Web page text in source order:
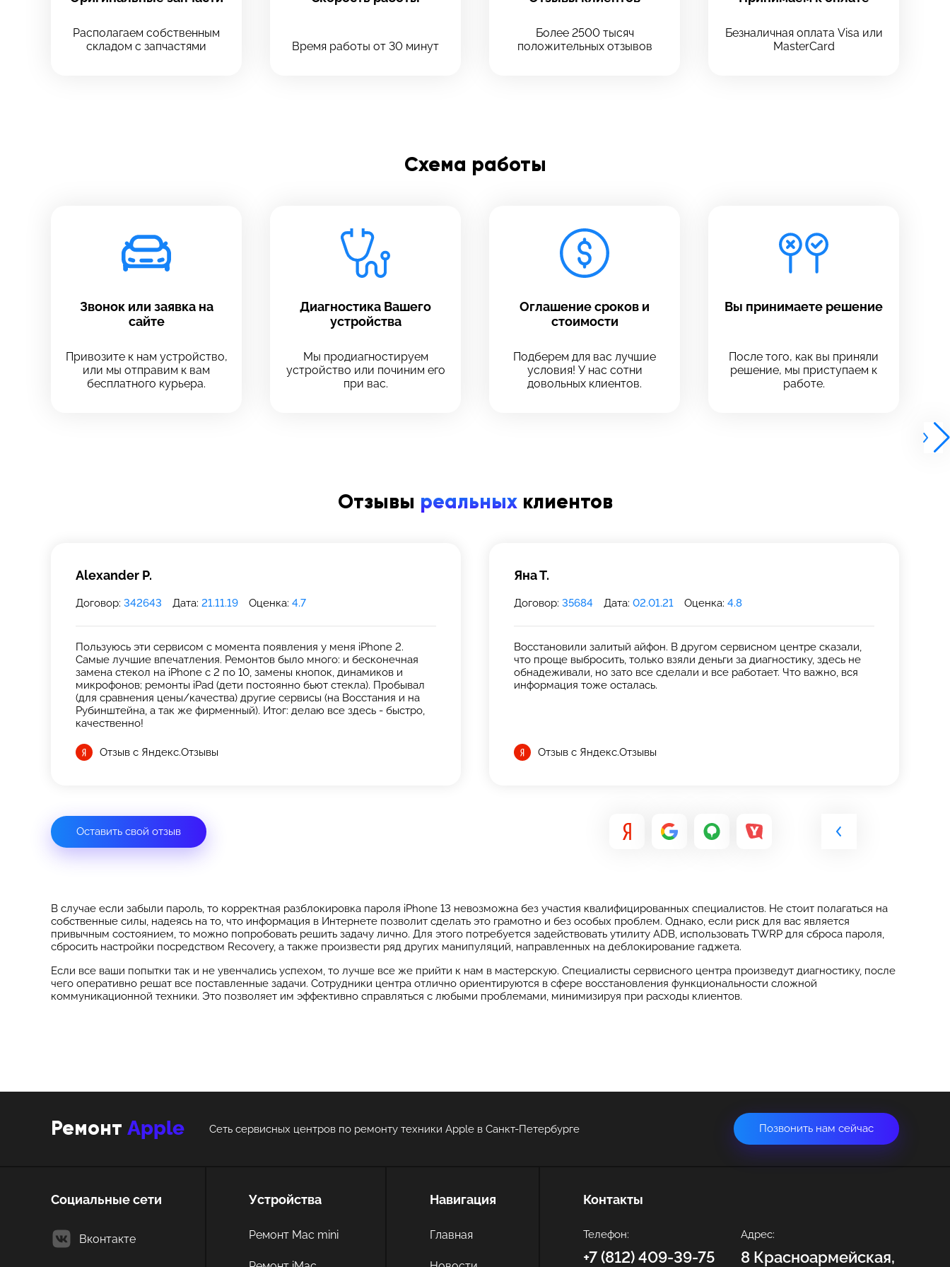
Располагаем собственным
складом с запчастями
Время работы от 30 минут
Более 2500 тысяч
положительных отзывов
Безналичная оплата Visa или
MasterCard
Схема работы
Звонок или заявка на
сайте
Привозите к нам устройство,
или мы отправим к вам
бесплатного курьера.
Диагностика Вашего
устройства
Мы продиагностируем
устройство или починим его
при вас.
Оглашение сроков и
стоимости
Подберем для вас лучшие
условия! У нас сотни
довольных клиентов.
Вы принимаете решение
После того, как вы приняли
решение, мы приступаем к
работе.
Отзывы реальныхклиентов
Alexander P.
Договор: 342643 Дата: 21.11.19 Оценка: 4.7
Пользуюсь эти сервисом с момента появления у меня iPhone 2.
Самые лучшие впечатления. Ремонтов было много: и бесконечная
замена стекол на iPhone с 2 по 10, замены кнопок, динамиков и
микрофонов; ремонты iPad (дети постоянно бьют стекла). Пробывал
(для сравнения цены/качества) другие сервисы (на Восстания и на
Рубинштейна, а так же фирменный). Итог: делаю все здесь - быстро,
качественно!
Отзыв с Яндекс.Отзывы
Яна Т.
Договор: 35684 Дата: 02.01.21 Оценка: 4.8
Восстановили залитый айфон. В другом сервисном центре сказали,
что проще выбросить, только взяли деньги за диагностику, здесь не
обнадеживали, но зато все сделали и все работает. Что важно, вся
информация тоже осталась.
Отзыв с Яндекс.Отзывы
Оставить свой отзыв
В случае если забыли пароль, то корректная разблокировка пароля iPhone 13 невозможна без участия квалифицированных специалистов. Не стоит полагаться на
собственные силы, надеясь на то, что информация в Интернете позволит сделать это грамотно и без особых проблем. Однако, если риск для вас является
привычным состоянием, то можно попробовать решить задачу лично. Для этого потребуется задействовать утилиту ADB, использовать TWRP для сброса пароля,
сбросить настройки посредством Recovery, а также произвести ряд других манипуляций, направленных на деблокирование гаджета.
Если все ваши попытки так и не увенчались успехом, то лучше все же прийти к нам в мастерскую. Специалисты сервисного центра произведут диагностику, после
чего оперативно решат все поставленные задачи. Сотрудники центра отлично ориентируются в сфере восстановления функциональности сложной
коммуникационной техники. Это позволяет им эффективно справляться с любыми проблемами, минимизируя при расходы клиентов.
Ремонт Apple Сеть сервисных центров по ремонту техники Apple в Санкт-Петербурге Позвонить нам сейчас
Социальные сети
Вконтакте
Устройства
Ремонт Mac mini
Навигация
Главная
Контакты
Телефон:
+7 (812) 409-39-75
Адрес:
8 Красноармейская,
Выберите сервис
Выберите адрес сервиса, в который хотите позвонить
Выберите сервис
Выберите адрес сервиса, в который хотите позвонить
Технологический инс-т
Введите телефон
Напишите свой отзыв